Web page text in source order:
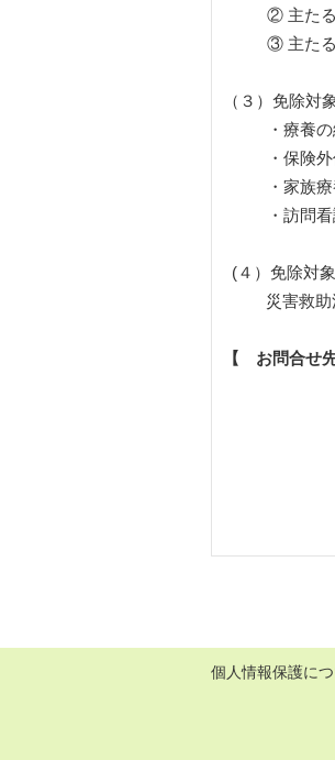
② 主た
③ 主た
（３）免除対
・療
・保険
・家族
・訪問
(４）免除対
災害救助法
【 お問合せ
個人情報保護に